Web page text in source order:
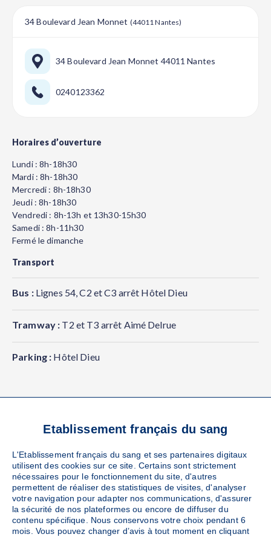
34 Boulevard Jean Monnet (44011 Nantes)
34 Boulevard Jean Monnet 44011 Nantes
0240123362
Horaires d’ouverture
Lundi : 8h-18h30
Mardi : 8h-18h30
Mercredi : 8h-18h30
Jeudi : 8h-18h30
Vendredi : 8h-13h et 13h30-15h30
Samedi : 8h-11h30
Fermé le dimanche
Transport
Bus : Lignes 54, C2 et C3 arrêt Hôtel Dieu
Tramway : T2 et T3 arrêt Aimé Delrue
Parking : Hôtel Dieu
VOS RÉFÉRENTS
LOCAUX
EFS REGIONAL CONTACT
Etablissement français du sang
L'Etablissement français du sang et ses partenaires digitaux
utilisent des cookies sur ce site. Certains sont strictement
nécessaires pour le fonctionnement du site, d'autres
permettent de réaliser des statistiques de visites, d'analyser
votre navigation pour adapter nos communications, d'assurer
la sécurité de nos plateformes ou encore de diffuser du
contenu spécifique. Nous conservons votre choix pendant 6
mois. Vous pouvez changer d’avis à tout moment en cliquant